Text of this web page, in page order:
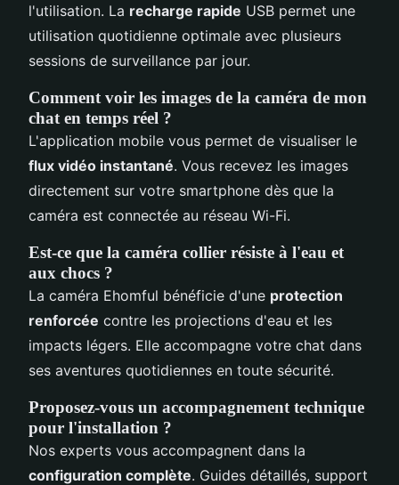
l'utilisation. La recharge rapide USB permet une
utilisation quotidienne optimale avec plusieurs
sessions de surveillance par jour.
Comment voir les images de la caméra de mon
chat en temps réel ?
L'application mobile vous permet de visualiser le
flux vidéo instantané. Vous recevez les images
directement sur votre smartphone dès que la
caméra est connectée au réseau Wi-Fi.
Est-ce que la caméra collier résiste à l'eau et
aux chocs ?
La caméra Ehomful bénéficie d'une protection
renforcée contre les projections d'eau et les
impacts légers. Elle accompagne votre chat dans
ses aventures quotidiennes en toute sécurité.
Proposez-vous un accompagnement technique
pour l'installation ?
Nos experts vous accompagnent dans la
configuration complète. Guides détaillés, support